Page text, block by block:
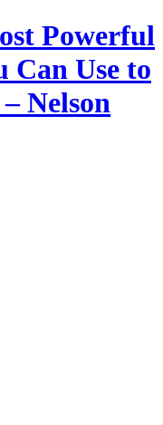
Powerful
Can Use to
Nelson